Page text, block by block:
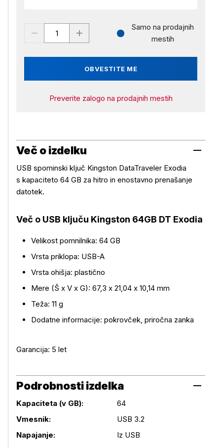
OBVESTITE ME
Samo na prodajnih
mestih
Preverite zalogo na prodajnih mestih
Več o izdelku
Več o izdelku
USB spominski ključ Kingston DataTraveler Exodia
s kapaciteto 64 GB za hitro in enostavno prenašanje
datotek.
Več o USB ključu Kingston 64GB DT Exodia
Velikost pomnilnika: 64 GB
Vrsta priklopa: USB-A
Vrsta ohišja: plastično
Mere (Š x V x G): 67,3 x 21,04 x 10,14 mm
Teža: 11 g
Dodatne informacije: pokrovček, priročna zanka
Garancija: 5 let
Podrobnosti izdelka
Podrobnosti izdelka
Kapaciteta (v GB):
64
Vmesnik:
USB 3.2
Napajanje:
Iz USB